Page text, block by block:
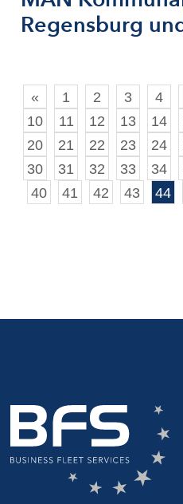
Regensburg
« 1 2 3 4
10
11 12 13 14
20
21 22 23 24
30
31 32 33 34
40
41 42 43 44